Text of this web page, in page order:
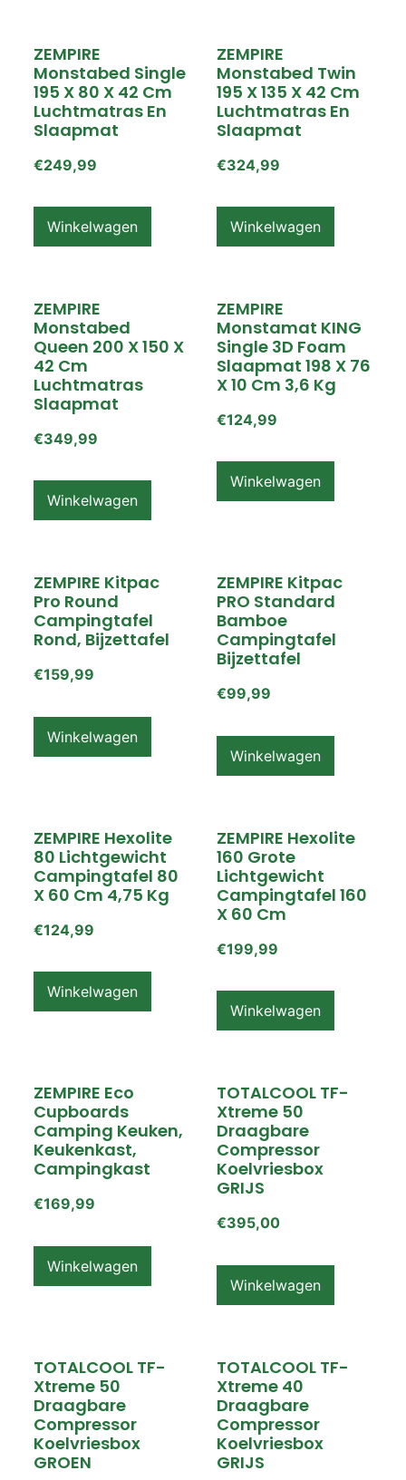
ZEMPIRE
Monstabed Single
195 X 80 X 42 Cm
Luchtmatras En
Slaapmat
€249,99
Winkelwagen
ZEMPIRE
Monstabed Twin
195 X 135 X 42 Cm
Luchtmatras En
Slaapmat
€324,99
Winkelwagen
ZEMPIRE
Monstabed
Queen 200 X 150 X
42 Cm
Luchtmatras
Slaapmat
€349,99
Winkelwagen
ZEMPIRE
Monstamat KING
Single 3D Foam
Slaapmat 198 X 76
X 10 Cm 3,6 Kg
€124,99
Winkelwagen
ZEMPIRE Kitpac
Pro Round
Campingtafel
Rond, Bijzettafel
€159,99
Winkelwagen
ZEMPIRE Kitpac
PRO Standard
Bamboe
Campingtafel
Bijzettafel
€99,99
Winkelwagen
ZEMPIRE Hexolite
80 Lichtgewicht
Campingtafel 80
X 60 Cm 4,75 Kg
€124,99
Winkelwagen
ZEMPIRE Hexolite
160 Grote
Lichtgewicht
Campingtafel 160
X 60 Cm
€199,99
Winkelwagen
ZEMPIRE Eco
Cupboards
Camping Keuken,
Keukenkast,
Campingkast
€169,99
Winkelwagen
TOTALCOOL TF-
Xtreme 50
Draagbare
Compressor
Koelvriesbox
GRIJS
€395,00
Winkelwagen
TOTALCOOL TF-
Xtreme 50
Draagbare
Compressor
Koelvriesbox
GROEN
TOTALCOOL TF-
Xtreme 40
Draagbare
Compressor
Koelvriesbox
GRIJS